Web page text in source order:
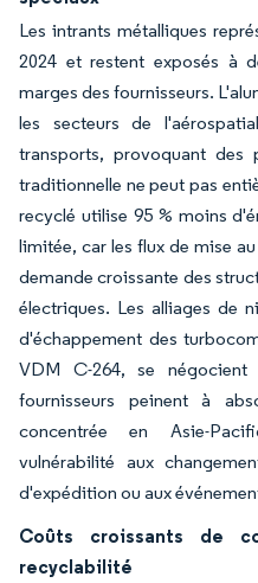
Les intrants métalliques
2024 et restent exposés à
marges des fournisseurs.
les secteurs de
transports, provoquant
traditionnelle ne peut pas
recyclé utilise 95 % moins
limitée, car les flux de mise
demande croissante des
électriques. Les alliages de
d'échappement des
VDM C-264, se
fournisseurs peinent à
concentrée en Asie-
vulnérabilité aux
d'expédition ou aux
Coûts croissants de
recyclabilité